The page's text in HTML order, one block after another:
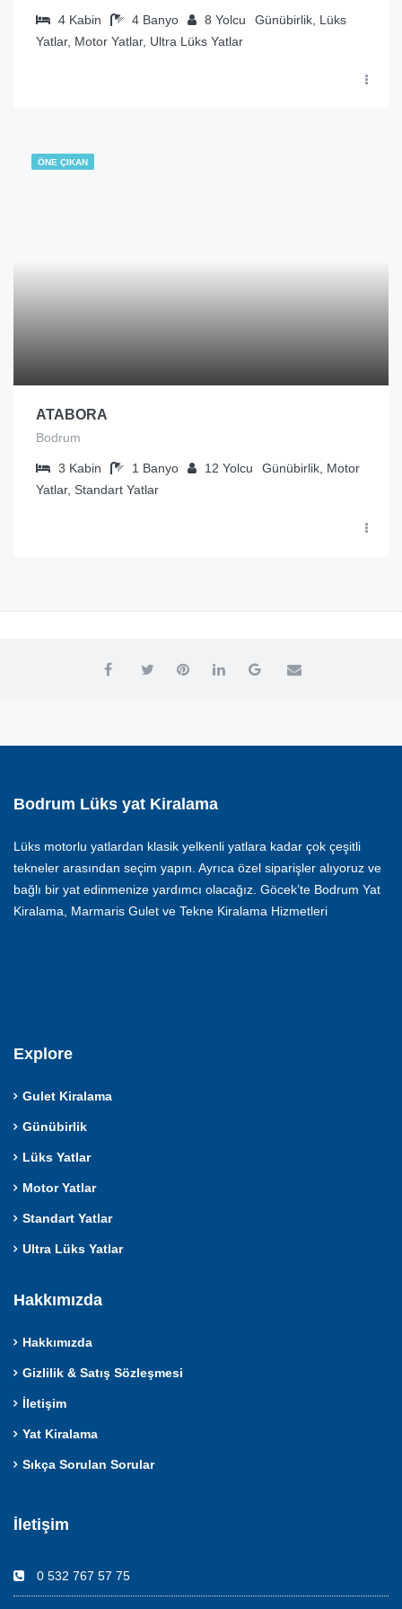
4 Kabin 4 Banyo 8 Yolcu
Günübirlik, Lüks
Yatlar, Motor Yatlar, Ultra Lüks Yatlar
ÖNE ÇIKAN
ATABORA
Bodrum
3 Kabin 1 Banyo 12 Yolcu
Günübirlik, Motor
Yatlar, Standart Yatlar
Bodrum Lüks yat Kiralama
Lüks motorlu yatlardan klasik yelkenli yatlara kadar çok çeşitli
tekneler arasından seçim yapın. Ayrıca özel siparişler alıyoruz ve
bağlı bir yat edinmenize yardımcı olacağız. Göcek’te Bodrum Yat
Kiralama, Marmaris Gulet ve Tekne Kiralama Hizmetleri
Explore
Gulet Kiralama
Günübirlik
Lüks Yatlar
Motor Yatlar
Standart Yatlar
Ultra Lüks Yatlar
Hakkımızda
Hakkımızda
Gizlilik & Satış Sözleşmesi
İletişim
Yat Kiralama
Sıkça Sorulan Sorular
İletişim
0 532 767 57 75